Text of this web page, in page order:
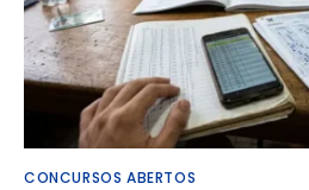
CONCURSOS ABERTOS